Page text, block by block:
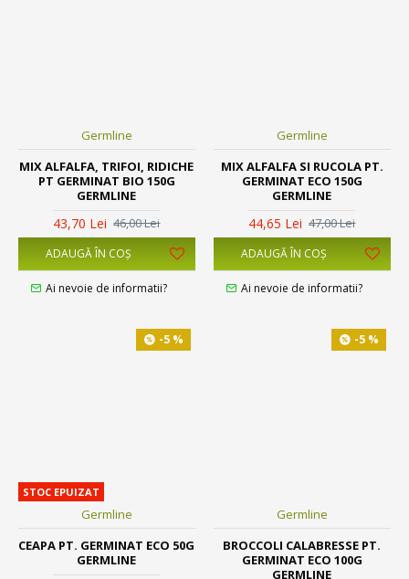
Germline
MIX ALFALFA, TRIFOI, RIDICHE
PT GERMINAT BIO 150G
GERMLINE
43,70 Lei 46,00 Lei
ADAUGĂ ÎN COŞ
Ai nevoie de informatii?
Germline
MIX ALFALFA SI RUCOLA PT.
GERMINAT ECO 150G
GERMLINE
44,65 Lei 47,00 Lei
ADAUGĂ ÎN COŞ
Ai nevoie de informatii?
-5 %
STOC EPUIZAT
Germline
CEAPA PT. GERMINAT ECO 50G
GERMLINE
-5 %
Germline
BROCCOLI CALABRESSE PT.
GERMINAT ECO 100G
GERMLINE